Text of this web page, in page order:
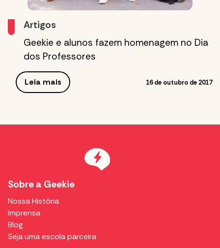
Artigos
Geekie e alunos fazem homenagem no Dia
dos Professores
Leia mais 16 de outubro de 2017
Sobre a Geekie
Nossa História
Imprensa
Blog
Seja uma escola parceira